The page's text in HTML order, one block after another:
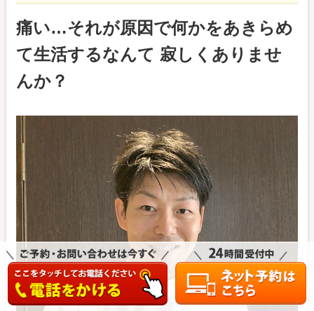
痛い…それが原因で何かをあきらめ
て生活するなんて 寂しくありませ
んか？